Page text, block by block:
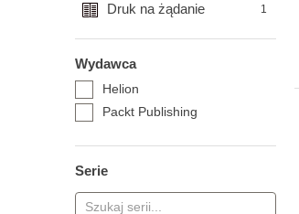
Druk na żądanie 1
Wydawca
Helion
Packt Publishing
Serie